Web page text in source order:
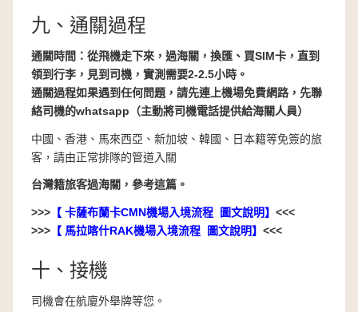
九、通關過程
通關時間： 從飛機走下來，過海關，換匯、買SIM卡，直到
領到行李，見到司機，實測需要2-2.5小時。
通關過程如果遇到任何問題，請先連上機場免費網路，先聯
絡司機的whatsapp（主動將司機電話提供給海關人員）
中國、香港、馬來西亞、新加坡、韓國、日本籍等免簽的旅
客，請由正常排隊的管道入關
台灣籍旅客過海關，參考這篇。
>>> 【 卡薩布蘭卡CMN機場入境流程 圖文說明】 <<<
>>> 【 馬拉喀什RAK機場入境流程 圖文說明】 <<<
十、接機
司機會在航廈外舉牌等您。